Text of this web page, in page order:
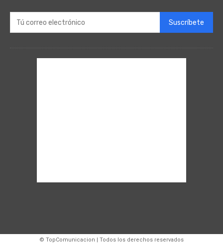
Suscríbete
© TopComunicacion | Todos los derechos reservados